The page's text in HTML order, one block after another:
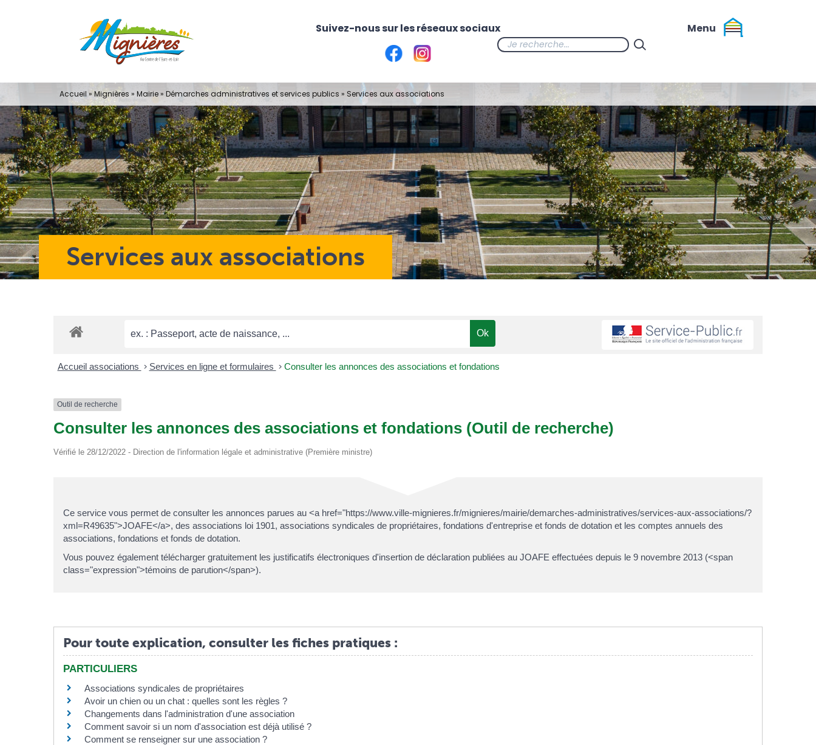
Services aux associations
Accueil » Mignières » Mairie» Démarches administratives et services publics » Services aux associations
Accueil associations > Services en ligne et formulaires > Consulter les annonces des associations et fondations
Outil de recherche
Consulter les annonces des associations et fondations (Outil de recherche)
Vérifié le 28/12/2022 - Direction de l'information légale et administrative (Première ministre)
Ce service vous permet de consulter les annonces parues au <a href="https://www.ville-mignieres.fr/mignieres/mairie/demarches-administratives/services-aux-associations/?
xml=R49635">JOAFE</a>, des associations loi 1901, associations syndicales de propriétaires, fondations d'entreprise et fonds de dotation et les comptes annuels des
associations, fondations et fonds de dotation.
Vous pouvez également télécharger gratuitement les justificatifs électroniques d'insertion de déclaration publiées au JOAFE effectuées depuis le 9 novembre 2013 (<span
class="expression">témoins de parution</span>).
Pour toute explication, consulter les fiches pratiques :
PARTICULIERS
Associations syndicales de propriétaires
Avoir un chien ou un chat : quelles sont les règles ?
Changements dans l'administration d'une association
Comment savoir si un nom d'association est déjà utilisé ?
Comment se renseigner sur une association ?